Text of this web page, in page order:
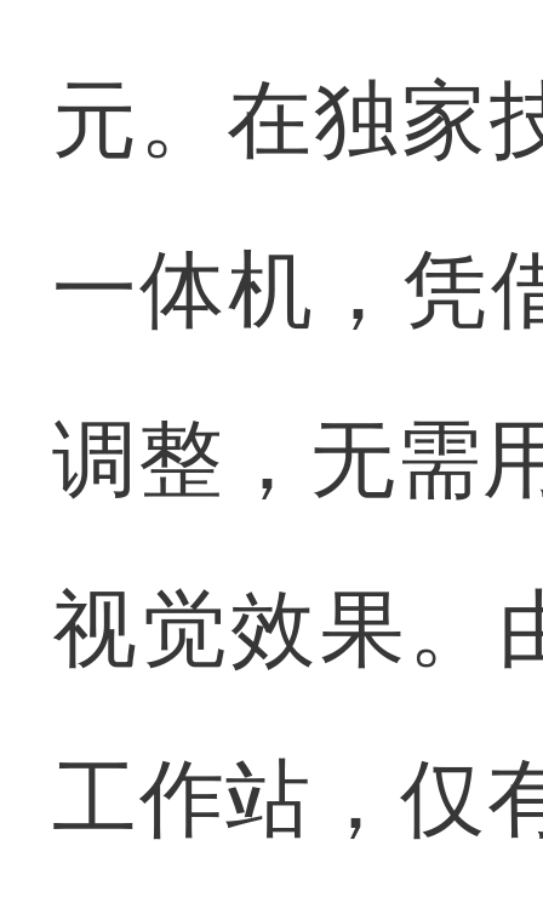
元。在独家
一体机，凭
调整，无需
视觉效果。
工作站，仅